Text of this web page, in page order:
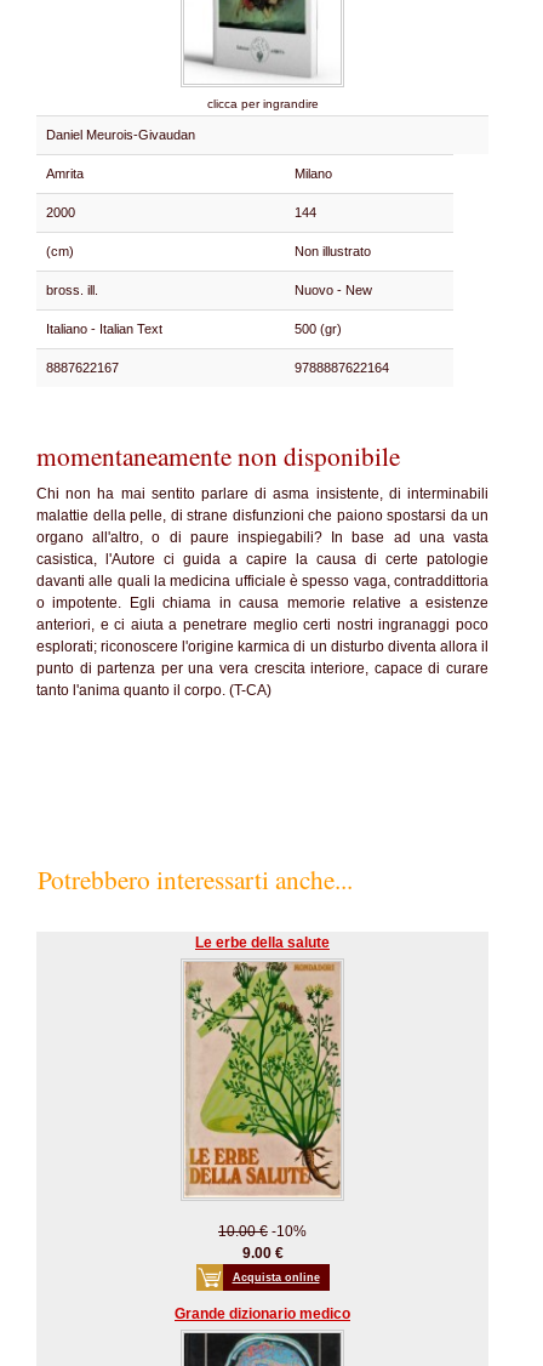
clicca per ingrandire
Daniel Meurois-Givaudan
Amrita Milano
2000 144
(cm) Non illustrato
bross. ill. Nuovo - New
Italiano - Italian Text 500 (gr)
8887622167 9788887622164
momentaneamente non disponibile
Chi non ha mai sentito parlare di asma insistente, di interminabili
malattie della pelle, di strane disfunzioni che paiono spostarsi da un
organo all'altro, o di paure inspiegabili? In base ad una vasta
casistica, l'Autore ci guida a capire la causa di certe patologie
davanti alle quali la medicina ufficiale è spesso vaga, contraddittoria
o impotente. Egli chiama in causa memorie relative a esistenze
anteriori, e ci aiuta a penetrare meglio certi nostri ingranaggi poco
esplorati; riconoscere l'origine karmica di un disturbo diventa allora il
punto di partenza per una vera crescita interiore, capace di curare
tanto l'anima quanto il corpo. (T-CA)
Potrebbero interessarti anche...
Le erbe della salute
10.00 € -10%
9.00 €
Acquista online
Grande dizionario medico